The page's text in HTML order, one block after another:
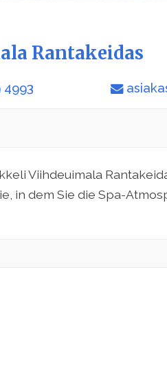
Rantakeidas
4993
Viihdeuimala
in dem Sie die Spa-